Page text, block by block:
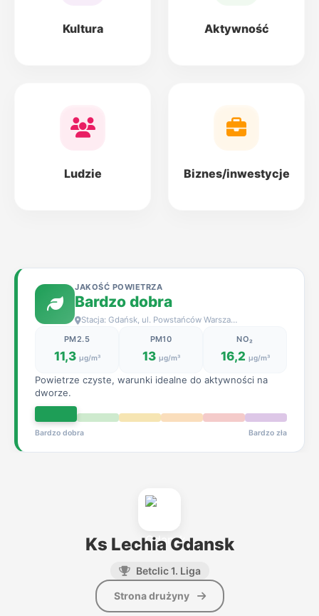
Kultura Aktywność
Ludzie Biznes/inwestycje
JAKOŚĆ POWIETRZA
Bardzo dobra
Stacja: Gdańsk, ul. Powstańców Warszawskich, 0,7 km
Powietrze czyste, warunki idealne do aktywności na
dworze.
Bardzo dobra Bardzo zła
PM2.5
11,3 µg/m³
PM10
13 µg/m³
NO₂
16,2 µg/m³
Ks Lechia Gdansk
Betclic 1. Liga
Strona drużyny